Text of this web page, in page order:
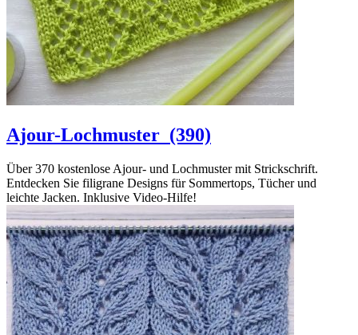
Ajour-Lochmuster (390)
Über 370 kostenlose Ajour- und Lochmuster mit Strickschrift.
Entdecken Sie filigrane Designs für Sommertops, Tücher und
leichte Jacken. Inklusive Video-Hilfe!